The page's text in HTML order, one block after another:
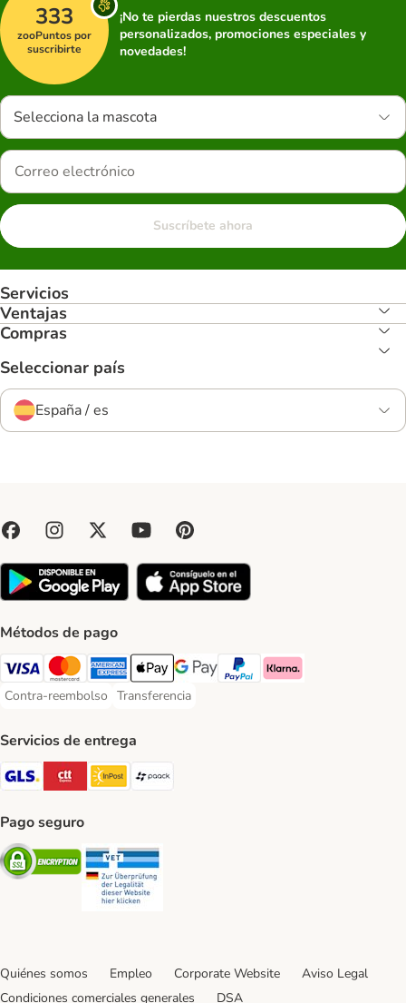
333
zooPuntos por
suscribirte
¡No te pierdas nuestros descuentos
personalizados, promociones especiales y
novedades!
Selecciona la mascota
Suscríbete ahora
Servicios
Ventajas
Compras
Seleccionar país
España / es
Métodos de pago
Visa Payment Method
Mastercard Payment Method
American Express Payment Method
Apple Pay Payment Method
Google Pay Payment Method
PayPal Payment Method
Klarna Payment Method
Contra-reembolso
Contra-reembolso Payment Method
Transferencia
Transferencia Payment Method
Servicios de entrega
GLS Shipping Method
CTTExpress Shipping Method
InPost Shipping Method
paack Shipping Method
Pago seguro
Security
Quiénes somos Empleo Corporate Website
Aviso Legal
Condiciones comerciales generales
DSA